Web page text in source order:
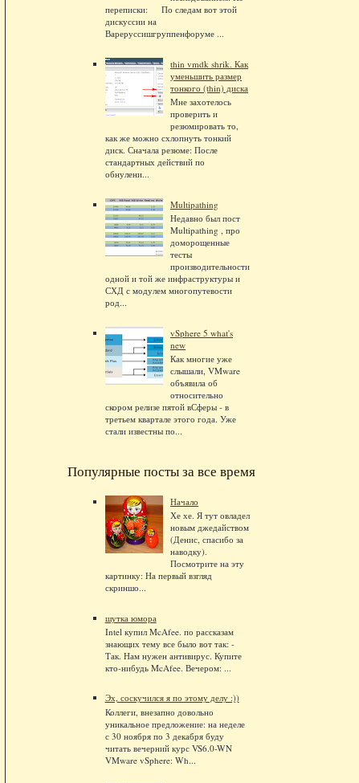
переписки: По следам вот этой
дискуссии на
Вареруссишгруппенфоруме ...
thin vmdk shrik. Как
уменьшить размер
тонкого (thin) диска
Мне захотелось
проверить и
резюмировать то,
как же можно схлопнуть тонкий
диск. Сначала резюме: После
стандартных действий по
обнулени...
Multipathing
Недавно был пост
Multipathing , про
доморощенные
тесты
производительности
одной и той же инфраструктуры и
СХД с модулем многопутевости
род...
vSphere 5 what's
new
Как многие уже
слышали, VMware
объявила об
относительно
скором релизе пятой вСферы - в
третьем квартале этого года. Уже
стали известны по...
Популярные посты за все время
Начало
Хе хе. Я тут овладел
новым джедайством
(Денис, спасибо за
наводку).
Посмотрите на эту
картинку: На первый взгляд
скриншо...
шутка юмора
Intel купил McAfee. по рассказам
знающих тему все было вот так: -
Так. Нам нужен антивирус. Купите
кто-нибудь McAfee. Вечером: ...
Эх, соскучился я по этому делу :))
Коллеги, внезапно довольно
уникальное предложение: на неделе
с 30 ноября по 3 декабря буду
читать вечерний курс VS6.0-WN
VMware vSphere: Wh...